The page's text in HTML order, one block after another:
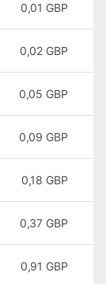
0,01 GBP
0,02 GBP
0,05 GBP
0,09 GBP
0,18 GBP
0,37 GBP
0,91 GBP